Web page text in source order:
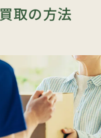
買取の方法